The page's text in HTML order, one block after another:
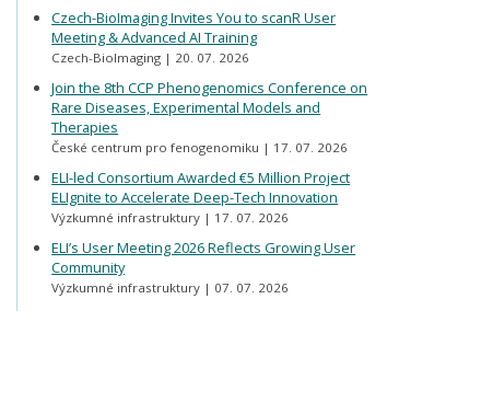
Czech-BioImaging Invites You to scanR User
Meeting & Advanced AI Training
Czech-BioImaging 20. 07. 2026
Join the 8th CCP Phenogenomics Conference on
Rare Diseases, Experimental Models and
Therapies
České centrum pro fenogenomiku 17. 07. 2026
ELI-led Consortium Awarded €5 Million Project
ELIgnite to Accelerate Deep-Tech Innovation
Výzkumné infrastruktury 17. 07. 2026
ELI’s User Meeting 2026 Reflects Growing User
Community
Výzkumné infrastruktury 07. 07. 2026